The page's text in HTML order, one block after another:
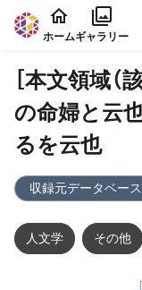
本文に飛ぶ
ホームギャラリー
［本文領域
の命婦と云
るを云也
収録元データベース
人文学 その他